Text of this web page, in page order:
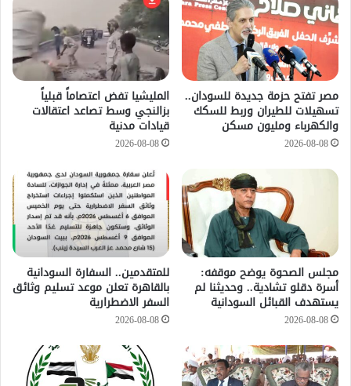
مصر تفتح حزمة جديدة للسودان..
تسهيلات للطيران وربط للسكك
والكهرباء ومليون مسكن
2026-08-08
المليشيا تفض اعتصاماً قبلياً
بزالنجي وسط تصاعد اعتقالات
قيادات مدنية
2026-08-08
مجلس الصحوة يوضح موقفه:
أسرة دقلو تشادية.. وحديثنا لم
يستهدف القبائل السودانية
2026-08-08
للمتقدمين.. السفارة السودانية
بالقاهرة تعلن موعد تسليم وثائق
السفر الاضطرارية
2026-08-08